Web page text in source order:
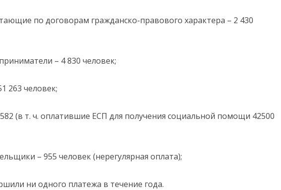
по договорам гражданско-правового характера – 2 430
– 4 830 человек;
263 человек;
(в т. ч. оплатившие ЕСП для получения социальной помощи 42500
– 955 человек (нерегулярная оплата);
ни одного платежа в течение года.